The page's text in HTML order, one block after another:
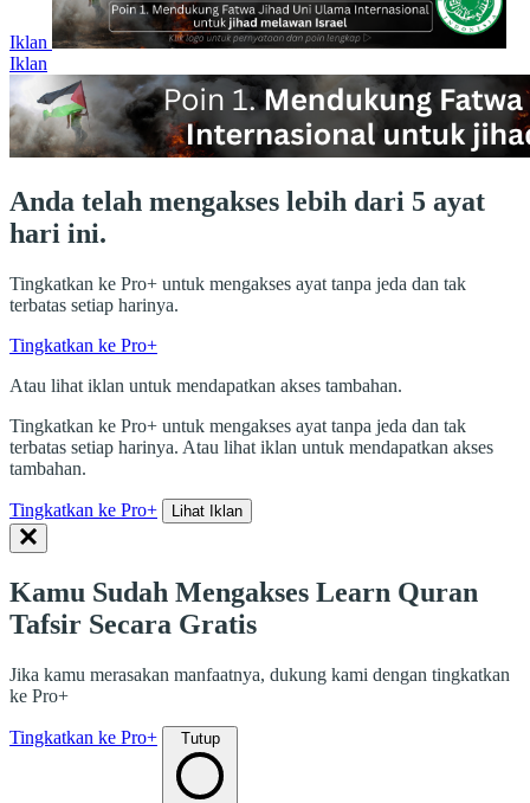
Iklan
Iklan
Anda telah mengakses lebih dari 5 ayat
hari ini.
Tingkatkan ke Pro+ untuk mengakses ayat tanpa jeda dan tak
terbatas setiap harinya.
Tingkatkan ke Pro+
Atau lihat iklan untuk mendapatkan akses tambahan.
Tingkatkan ke Pro+ untuk mengakses ayat tanpa jeda dan tak
terbatas setiap harinya. Atau lihat iklan untuk mendapatkan akses
tambahan.
Tingkatkan ke Pro+ Lihat Iklan
Kamu Sudah Mengakses Learn Quran
Tafsir Secara Gratis
Jika kamu merasakan manfaatnya, dukung kami dengan tingkatkan
ke Pro+
Tingkatkan ke Pro+ Tutup